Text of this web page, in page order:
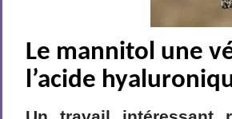
Le mannitol une
l’acide